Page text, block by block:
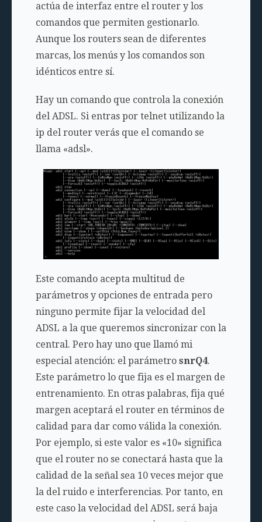
actúa de interfaz entre el router y los
comandos que permiten gestionarlo.
Aunque los routers sean de diferentes
marcas, los menús y los comandos son
idénticos entre sí.
Hay un comando que controla la conexión
del ADSL. Si entras por telnet utilizando la
ip del router verás que el comando se
llama «adsl».
Este comando acepta multitud de
parámetros y opciones de entrada pero
ninguno permite fijar la velocidad del
ADSL a la que queremos sincronizar con la
central. Pero hay uno que llamó mi
especial atención: el parámetro snrQ4.
Este parámetro lo que fija es el margen de
entrenamiento. En otras palabras, fija qué
margen aceptará el router en términos de
calidad para dar como válida la conexión.
Por ejemplo, si este valor es «10» significa
que el router no se conectará hasta que la
calidad de la señal sea 10 veces mejor que
la del ruido e interferencias. Por tanto, en
este caso la velocidad del ADSL será baja